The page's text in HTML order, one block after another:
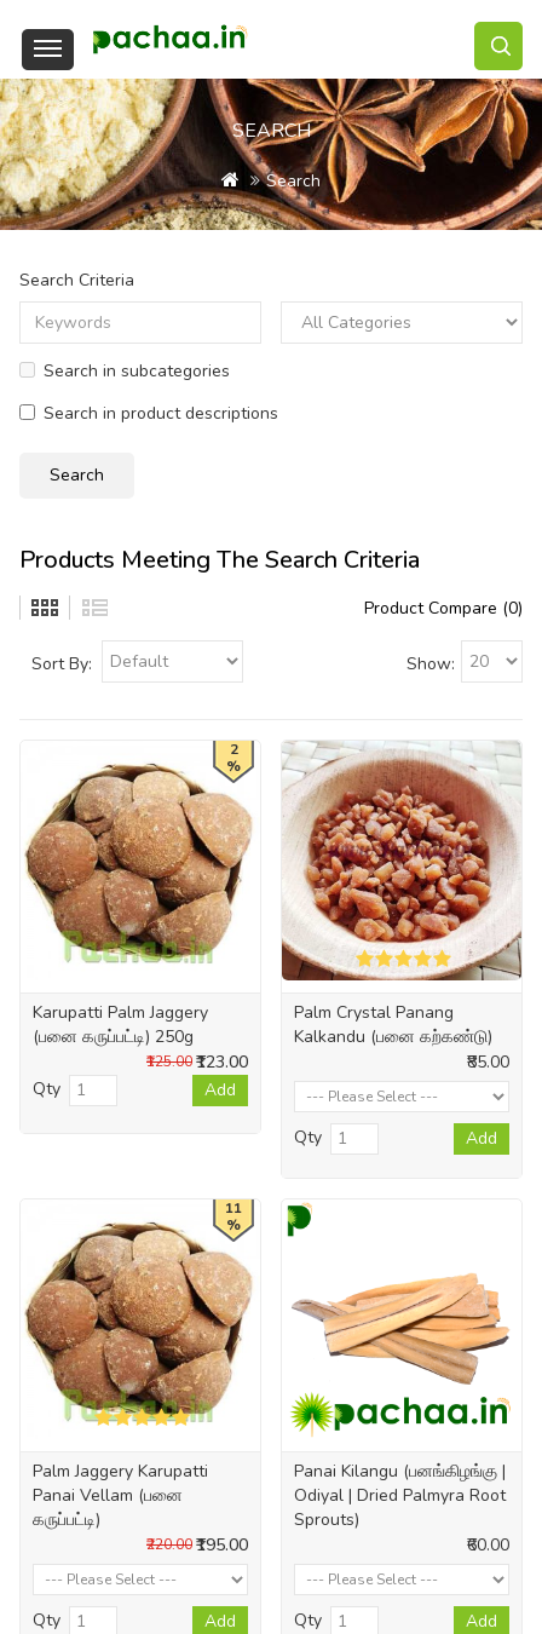
SEARCH
Search
Search Criteria
Search in subcategories
Search in product descriptions
Products Meeting The Search Criteria
Product Compare (0)
Sort By: Show:
2
%
Karupatti Palm Jaggery
(பனை கருப்பட்டி) 250g
₹123.00
₹125.00
Qty Add
Palm Crystal Panang
Kalkandu (பனை கற்கண்டு)
₹85.00
Qty Add
11
%
Palm Jaggery Karupatti
Panai Vellam (பனை
கருப்பட்டி)
₹195.00
₹220.00
Qty Add
Panai Kilangu (பனங்கிழங்கு |
Odiyal | Dried Palmyra Root
Sprouts)
₹60.00
Qty Add